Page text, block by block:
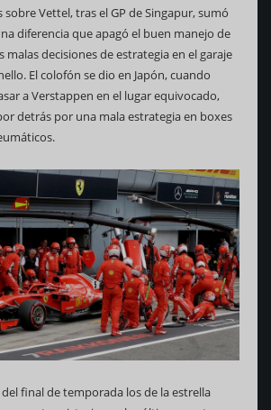
sobre Vettel, tras el GP de Singapur, sumó
diferencia que apagó el buen manejo de
malas decisiones de estrategia en el garaje
El colofón se dio en Japón, cuando
a Verstappen en el lugar equivocado,
detrás por una mala estrategia en boxes
final de temporada los de la estrella